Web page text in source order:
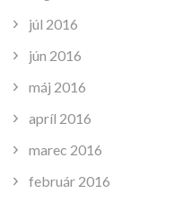
júl 2016
jún 2016
máj 2016
apríl 2016
marec 2016
február 2016